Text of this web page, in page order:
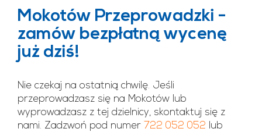
Mokotów Przeprowadzki -
zamów bezpłatną wycenę
już dziś!
Nie czekaj na ostatnią chwilę. Jeśli
przeprowadzasz się na Mokotów lub
wyprowadzasz z tej dzielnicy, skontaktuj się z
nami. Zadzwoń pod numer 722 052 052 lub